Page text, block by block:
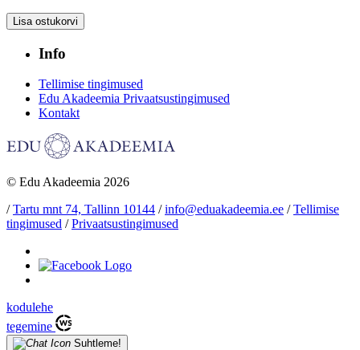
Info
Tellimise tingimused
Edu Akadeemia Privaatsustingimused
Kontakt
© Edu Akadeemia 2026
/ Tartu mnt 74, Tallinn 10144 / info@eduakadeemia.ee / Tellimise
tingimused / Privaatsustingimused
kodulehe
tegemine
Suhtleme!